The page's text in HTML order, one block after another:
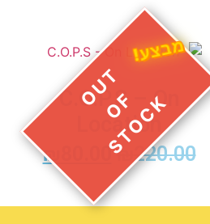
מבצע!
C.O.P.S – On
Location
₪ 220.00
₪ 80.00